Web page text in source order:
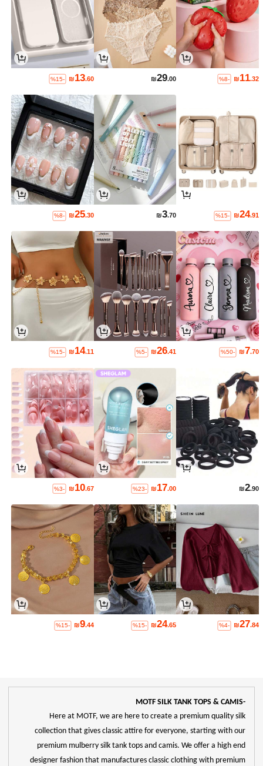
₪11.32
%8-
₪29.00
₪13.60
%15-
₪24.91
%15-
₪3.70
₪25.30
%8-
₪7.70
%50-
₪26.41
%5-
₪14.11
%15-
₪2.90
₪17.00
%23-
₪10.67
%3-
₪27.84
%4-
₪24.65
%15-
₪9.44
%15-
-MOTF SILK TANK TOPS & CAMIS
Here at MOTF, we are here to create a premium quality silk
collection that gives classic attire for everyone, starting with our
premium mulberry silk tank tops and camis. We offer a high end
designer fashion that manufactures classic clothing with premium